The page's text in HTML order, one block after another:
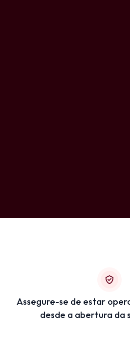
Assegure-se de estar
desde a abertura da